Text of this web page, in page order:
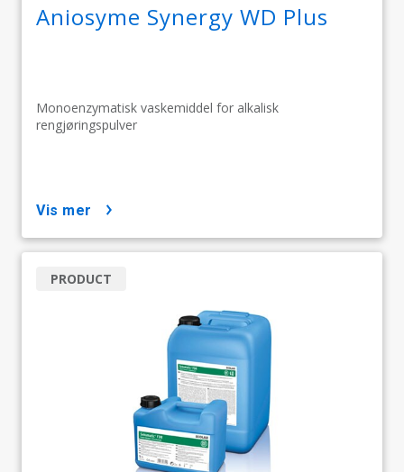
Aniosyme Synergy WD Plus
Monoenzymatisk vaskemiddel for alkalisk
rengjøringspulver
vis mer
PRODUCT